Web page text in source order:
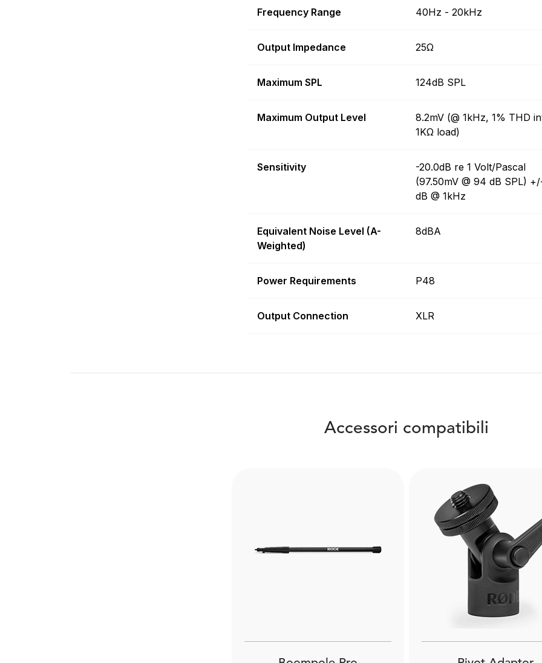
Frequency Range 40Hz - 20kHz
Output Impedance 25Ω
Maximum SPL 124dB SPL
Maximum Output Level
8.2mV (@ 1kHz, 1% THD
1KΩ load)
Sensitivity
-20.0dB re 1 Volt/Pascal
(97.50mV @ 94 dB SPL)
dB @ 1kHz
Equivalent Noise Level (A-
Weighted)
8dBA
Power Requirements P48
Output Connection XLR
Accessori compatibili